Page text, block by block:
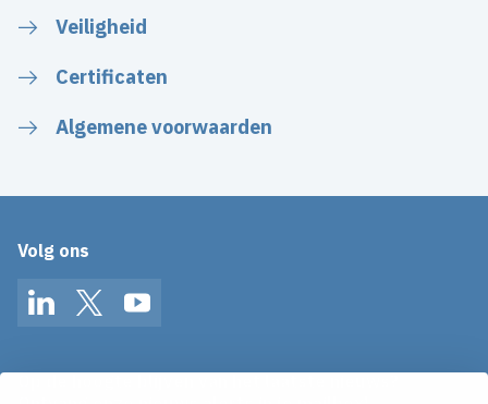
Veiligheid
Certificaten
Algemene voorwaarden
Volg ons
LinkedInTwitterYouTube